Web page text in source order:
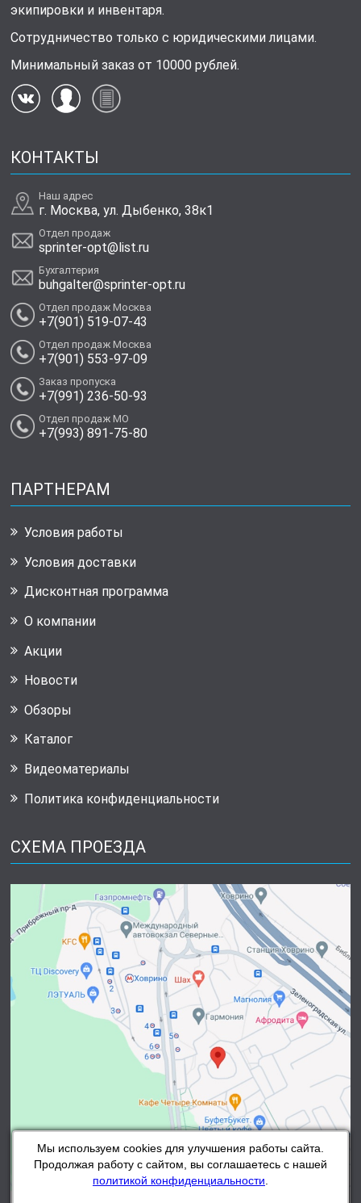
Мы используем cookies для улучшения работы сайта.
Продолжая работу с сайтом, вы соглашаетесь с нашей
политикой конфиденциальности
экипировки и инвентаря.
Сотрудничество только с юридическими лицами.
Минимальный заказ от 10000 рублей.
КОНТАКТЫ
Наш адрес
г. Москва, ул. Дыбенко, 38к1
Отдел продаж
sprinter-opt@list.ru
Бухгалтерия
buhgalter@sprinter-opt.ru
Отдел продаж Москва
+7(901) 519-07-43
Отдел продаж Москва
+7(901) 553-97-09
Заказ пропуска
+7(991) 236-50-93
Отдел продаж МО
+7(993) 891-75-80
ПАРТНЕРАМ
Условия работы
Условия доставки
Дисконтная программа
О компании
Акции
Новости
Обзоры
Каталог
Видеоматериалы
Политика конфиденциальности
СХЕМА ПРОЕЗДА